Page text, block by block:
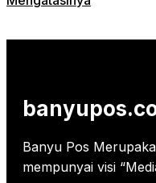
Banyu Pos
mempunyai visi